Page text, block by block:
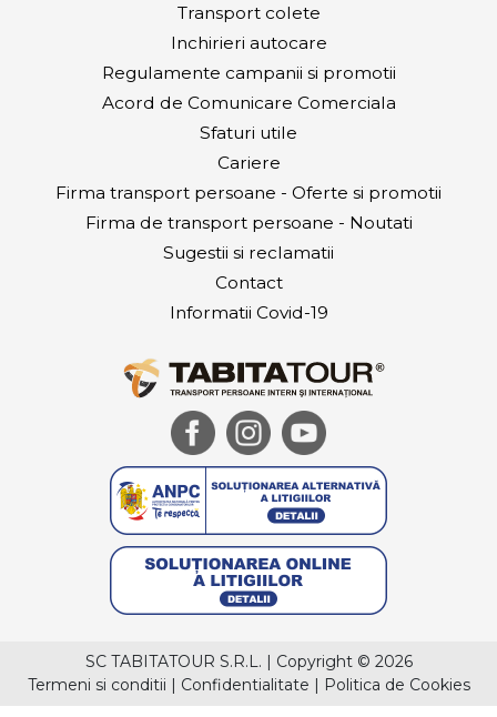
Transport colete
Inchirieri autocare
Regulamente campanii si promotii
Acord de Comunicare Comerciala
Sfaturi utile
Cariere
Firma transport persoane - Oferte si promotii
Firma de transport persoane - Noutati
Sugestii si reclamatii
Contact
Informatii Covid-19
SC TABITATOUR S.R.L. | Copyright © 2026
Termeni si conditii | Confidentialitate | Politica de Cookies